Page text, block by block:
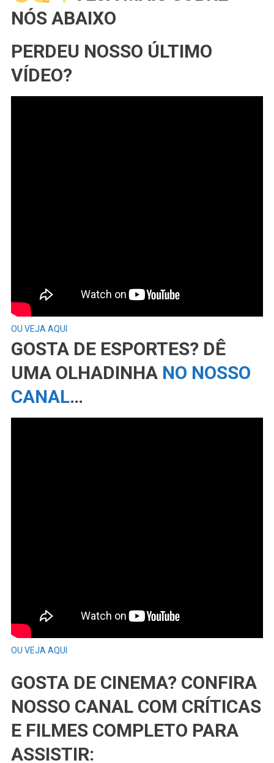
NÓS ABAIXO
PERDEU NOSSO ÚLTIMO
VÍDEO?
OU VEJA AQUI
GOSTA DE ESPORTES? DÊ
UMA OLHADINHA NO NOSSO
CANAL…
OU VEJA AQUI
GOSTA DE CINEMA? CONFIRA
NOSSO CANAL COM CRÍTICAS
E FILMES COMPLETO PARA
ASSISTIR: